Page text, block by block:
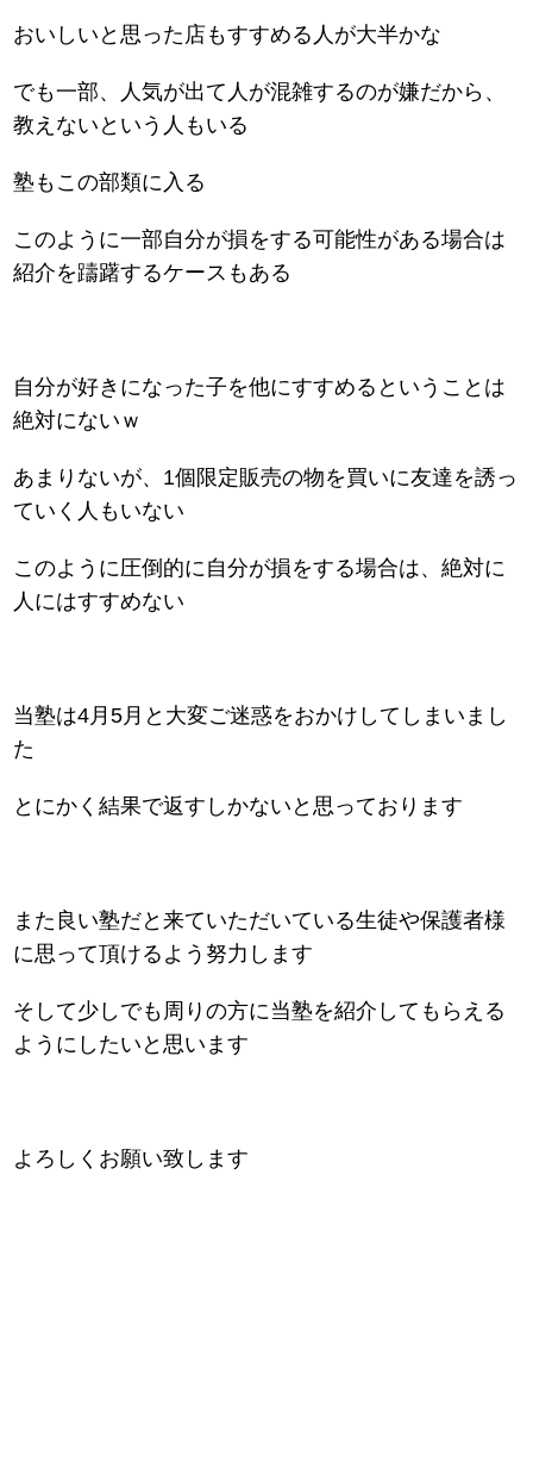
おいしいと思った店もすすめる人が大半かな
でも一部、人気が出て人が混雑するのが嫌だから、
教えないという人もいる
塾もこの部類に入る
このように一部自分が損をする可能性がある場合は
紹介を躊躇するケースもある
自分が好きになった子を他にすすめるということは
絶対にないｗ
あまりないが、1個限定販売の物を買いに友達を誘っ
ていく人もいない
このように圧倒的に自分が損をする場合は、絶対に
人にはすすめない
当塾は4月5月と大変ご迷惑をおかけしてしまいまし
た
とにかく結果で返すしかないと思っております
また良い塾だと来ていただいている生徒や保護者様
に思って頂けるよう努力します
そして少しでも周りの方に当塾を紹介してもらえる
ようにしたいと思います
よろしくお願い致します